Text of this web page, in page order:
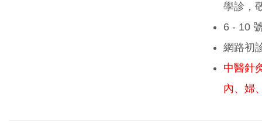
學診，
6 - 10
網路初
中醫針
內、婦